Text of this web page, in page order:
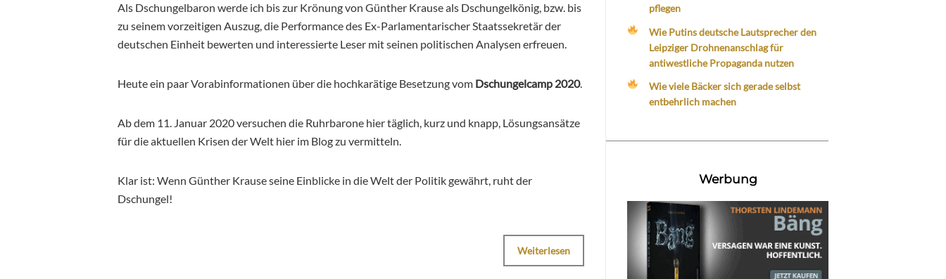
Als Dschungelbaron werde ich bis zur Krönung von Günther Krause als Dschungelkönig, bzw. bis
zu seinem vorzeitigen Auszug, die Performance des Ex-Parlamentarischer Staatssekretär der
deutschen Einheit bewerten und interessierte Leser mit seinen politischen Analysen erfreuen.
Heute ein paar Vorabinformationen über die hochkarätige Besetzung vom Dschungelcamp 2020.
Ab dem 11. Januar 2020 versuchen die Ruhrbarone hier täglich, kurz und knapp, Lösungsansätze
für die aktuellen Krisen der Welt hier im Blog zu vermitteln.
Klar ist: Wenn Günther Krause seine Einblicke in die Welt der Politik gewährt, ruht der
Dschungel!
Weiterlesen
pflegen
Wie Putins deutsche Lautsprecher den
Leipziger Drohnenanschlag für
antiwestliche Propaganda nutzen
Wie viele Bäcker sich gerade selbst
entbehrlich machen
Werbung